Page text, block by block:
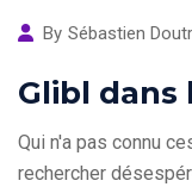
By Sébastien
Glibl dans
Qui n'a pas connu
rechercher